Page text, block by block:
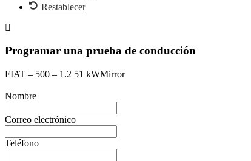
Restablecer
Programar una prueba de conducción
FIAT – 500 – 1.2 51 kWMirror
Nombre
Correo electrónico
Teléfono